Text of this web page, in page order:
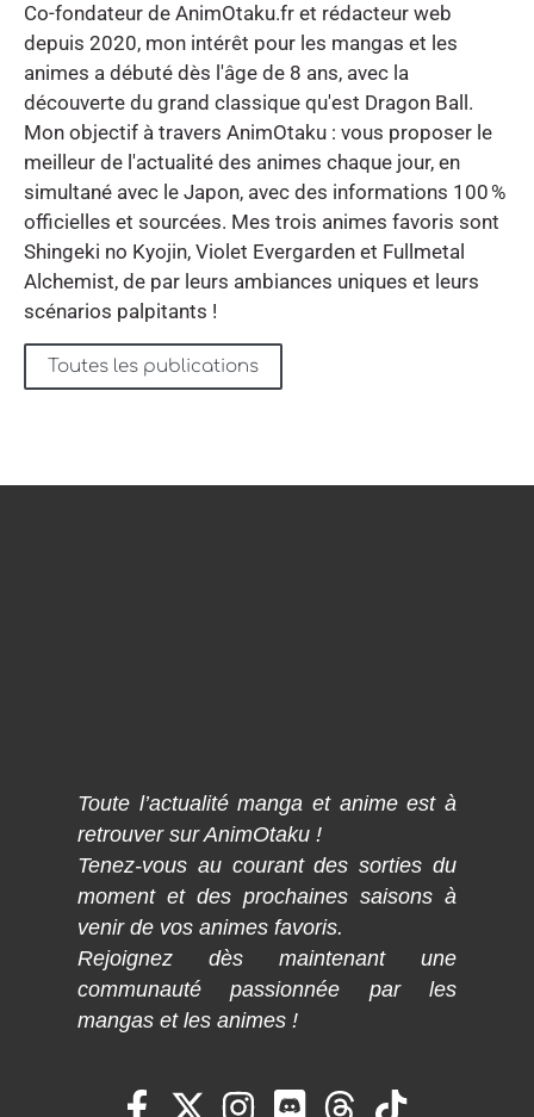
Co-fondateur de AnimOtaku.fr et rédacteur web
depuis 2020, mon intérêt pour les mangas et les
animes a débuté dès l'âge de 8 ans, avec la
découverte du grand classique qu'est Dragon Ball.
Mon objectif à travers AnimOtaku : vous proposer le
meilleur de l'actualité des animes chaque jour, en
simultané avec le Japon, avec des informations 100 %
officielles et sourcées. Mes trois animes favoris sont
Shingeki no Kyojin, Violet Evergarden et Fullmetal
Alchemist, de par leurs ambiances uniques et leurs
scénarios palpitants !
Toutes les publications
Toute l’actualité manga et anime est à
retrouver sur AnimOtaku !
Tenez-vous au courant des sorties du
moment et des prochaines saisons à
venir de vos animes favoris.
Rejoignez dès maintenant une
communauté passionnée par les
mangas et les animes !